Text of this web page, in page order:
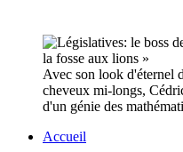
Avec son look d'éternel
cheveux mi-longs,
d'un génie des
Accueil